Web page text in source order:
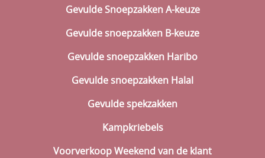
Gevulde Snoepzakken A-keuze
Gevulde snoepzakken B-keuze
Gevulde snoepzakken Haribo
Gevulde snoepzakken Halal
Gevulde spekzakken
Kampkriebels
Voorverkoop Weekend van de klant